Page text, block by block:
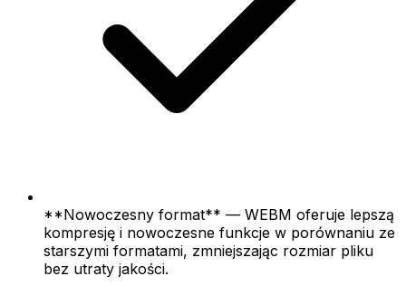
**Nowoczesny format** — WEBM oferuje lepszą
kompresję i nowoczesne funkcje w porównaniu ze
starszymi formatami, zmniejszając rozmiar pliku
bez utraty jakości.